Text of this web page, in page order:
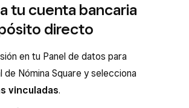
tu cuenta bancaria
directo
en tu Panel de datos para
de Nómina Square y selecciona
vinculadas.